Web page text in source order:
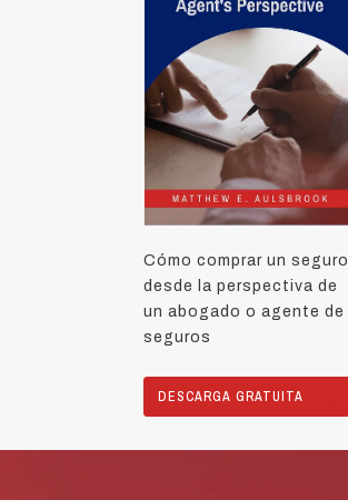
Cómo comprar un seguro
desde la perspectiva de
un abogado o agente de
seguros
DESCARGA GRATUITA